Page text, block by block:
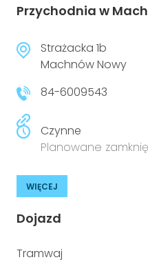
Przychodnia w
Strażacka 1b
Machnów Nowy
84-6009543
Czynne
Planowane
WIĘCEJ
Dojazd
Tramwaj